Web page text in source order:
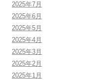
2025年7月
2025年6月
2025年5月
2025年4月
2025年3月
2025年2月
2025年1月